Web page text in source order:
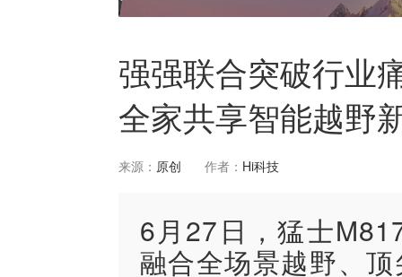
强强联合突破行业
全家共享智能越野
来源： 原创 作者： Hi科技
6月27日，猛士
融合全场景越野、